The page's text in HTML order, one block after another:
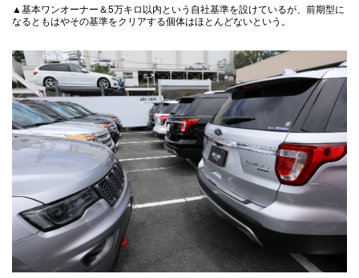
▲基本ワンオーナー＆5万キロ以内という自社基準を設けているが、前期型に
なるともはやその基準をクリアする個体はほとんどないという。